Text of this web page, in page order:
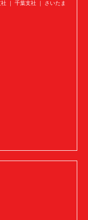
｜ 千葉支社 ｜ さいたま